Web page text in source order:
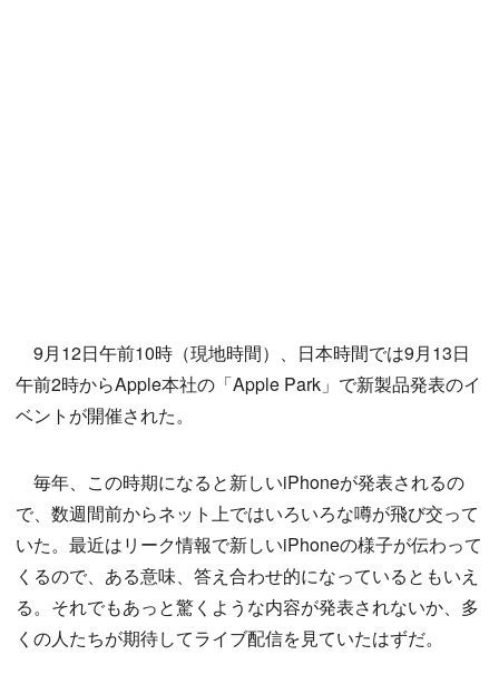
9月12日午前10時（現地時間）、日本時間では9月13日
午前2時からApple本社の「Apple Park」で新製品発表のイ
ベントが開催された。
毎年、この時期になると新しいiPhoneが発表されるの
で、数週間前からネット上ではいろいろな噂が飛び交って
いた。最近はリーク情報で新しいiPhoneの様子が伝わって
くるので、ある意味、答え合わせ的になっているともいえ
る。それでもあっと驚くような内容が発表されないか、多
くの人たちが期待してライブ配信を見ていたはずだ。